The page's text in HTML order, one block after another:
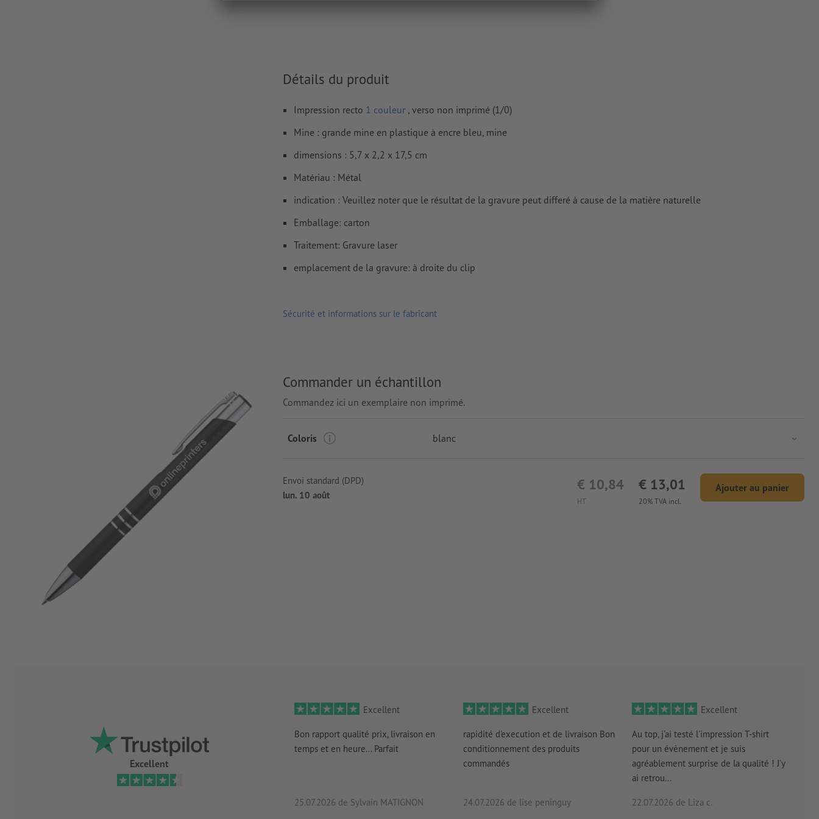
Détails du produit
Impression recto 1 couleur , verso non imprimé (1/0)
Mine : grande mine en plastique à encre bleu, mine
dimensions : 5,7 x 2,2 x 17,5 cm
Matériau : Métal
indication : Veuillez noter que le résultat de la gravure peut differé à cause de la matière naturelle
Emballage: carton
Traitement: Gravure laser
emplacement de la gravure: à droite du clip
Sécurité et informations sur le fabricant
Commander un échantillon
Commandez ici un exemplaire non imprimé.
Coloris blanc
HT
€ 10,84
20% TVA incl.
€ 13,01 Ajouter au panier
Envoi standard (DPD)
lun. 10 août
Excellent
Excellent
Bon rapport qualité prix, livraison en
temps et en heure... Parfait
25.07.2026 de Sylvain MATIGNON
Excellent
rapidité d'execution et de livraison Bon
conditionnement des produits
commandés
24.07.2026 de lise peninguy
Excellent
Au top, j'ai testé l'impression T-shirt
pour un évènement et je suis
agréablement surprise de la qualité ! J'y
ai retrou...
22.07.2026 de Liza c.